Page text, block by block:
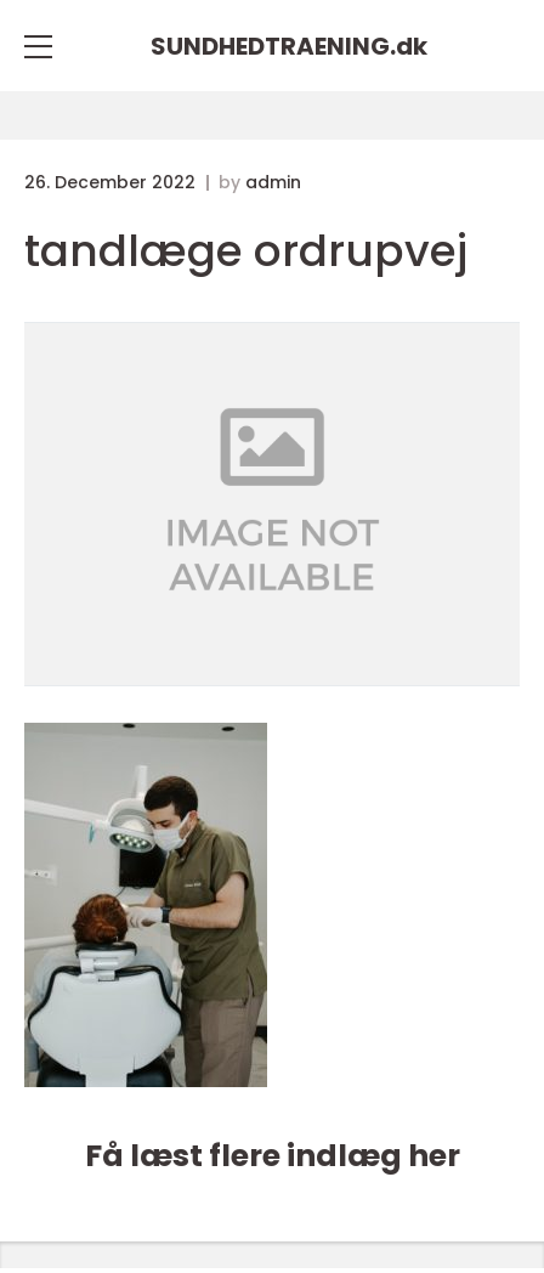
SUNDHEDTRAENING.dk
26. December 2022 by admin
tandlæge ordrupvej
Få læst flere indlæg her